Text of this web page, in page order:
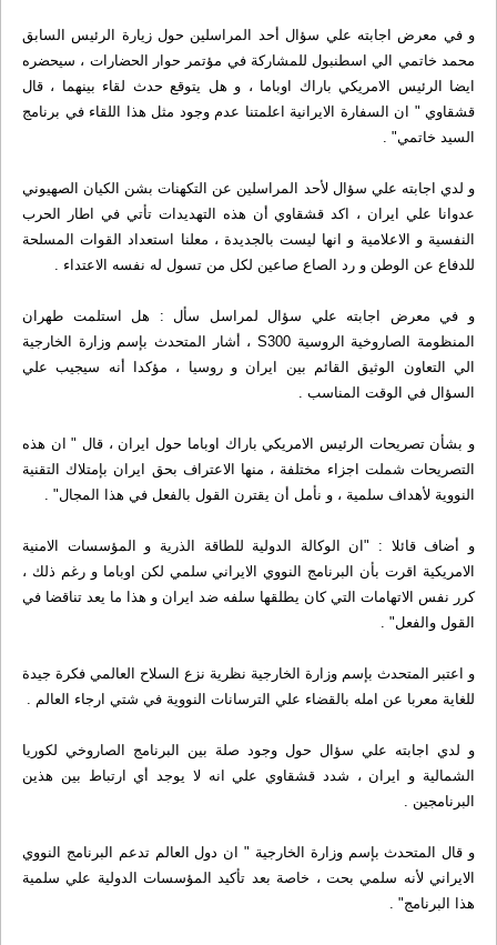
و في معرض اجابته علي سؤال أحد المراسلين حول زيارة الرئيس السابق
محمد خاتمي الي اسطنبول للمشاركة في مؤتمر حوار الحضارات ، سيحضره
ايضا الرئيس الامريكي باراك اوباما ، و هل يتوقع حدث لقاء بينهما ، قال
قشقاوي " ان السفارة الايرانية اعلمتنا عدم وجود مثل هذا اللقاء في برنامج
السيد خاتمي‌" .
و لدي اجابته علي سؤال لأحد المراسلين عن التكهنات بشن الكيان الصهيوني
عدوانا علي ايران ، اكد قشقاوي أن هذه التهديدات تأتي في اطار الحرب
النفسية و الاعلامية و انها ليست بالجديدة ، معلنا استعداد القوات المسلحة
للدفاع عن الوطن و رد الصاع صاعين لكل من تسول له نفسه الاعتداء .
و في معرض اجابته علي سؤال لمراسل سأل : هل استلمت طهران
المنظومة الصاروخية الروسية S300 ، أشار المتحدث بإسم وزارة الخارجية
الي التعاون الوثيق القائم بين ايران و روسيا ، مؤكدا أنه سيجيب علي
السؤال في الوقت المناسب .
و بشأن تصريحات الرئيس الامريكي باراك اوباما حول ايران ، قال " ان هذه
التصريحات شملت اجزاء مختلفة ، منها الاعتراف بحق ايران بإمتلاك التقنية
النووية لأهداف سلمية ، و نأمل أن يقترن القول بالفعل في هذا المجال" .
و أضاف قائلا : "ان الوكالة الدولية للطاقة الذرية و المؤسسات الامنية
الامريكية اقرت بأن البرنامج النووي الايراني سلمي لكن اوباما و رغم ذلك ،
كرر نفس الاتهامات التي كان يطلقها سلفه ضد ايران و هذا ما يعد تناقضا في
القول والفعل" .
و اعتبر المتحدث بإسم وزارة الخارجية نظرية نزع السلاح العالمي فكرة جيدة
للغاية معربا عن امله بالقضاء علي الترسانات النووية في شتي ارجاء العالم .
و لدي اجابته علي سؤال حول وجود صلة بين البرنامج الصاروخي لكوريا
الشمالية و ايران ، شدد قشقاوي علي انه لا يوجد أي ارتباط بين هذين
البرنامجين .
و قال المتحدث بإسم وزارة ‌الخارجية " ان دول العالم تدعم البرنامج النووي
الايراني لأنه سلمي بحت ، خاصة بعد تأكيد المؤسسات الدولية علي سلمية
هذا البرنامج" ‌.